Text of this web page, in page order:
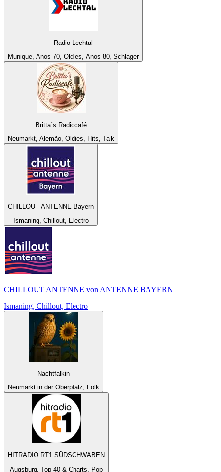
Radio Lechtal
Munique, Anos 70, Oldies, Anos 80, Schlager
Britta´s Radiocafé
Neumarkt, Alemão, Oldies, Hits, Talk
CHILLOUT ANTENNE Bayern
Ismaning, Chillout, Electro
CHILLOUT ANTENNE von ANTENNE BAYERN
Ismaning, Chillout, Electro
Nachtfalkin
Neumarkt in der Oberpfalz, Folk
HITRADIO RT1 SÜDSCHWABEN
Augsburg, Top 40 & Charts, Pop